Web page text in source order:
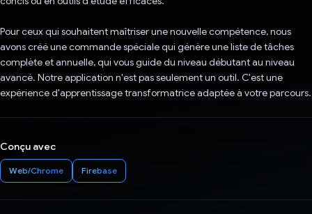
Pour ceux qui souhaitent maîtriser une nouvelle compétence, nous
avons créé une commande spéciale qui génère une liste de tâches
complète et annuelle, qui vous guide du niveau débutant au niveau
avancé. Notre application n'est pas seulement un outil. C'est une
expérience d'apprentissage transformatrice adaptée à votre parcours.
Conçu avec
Web/Chrome Firebase